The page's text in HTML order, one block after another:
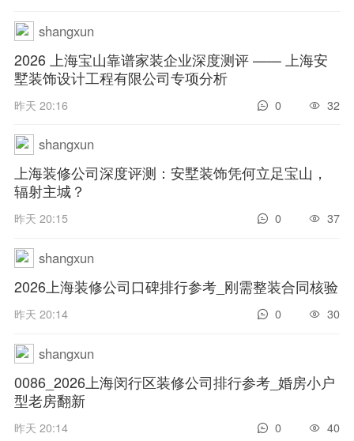
shangxun
2026 上海宝山靠谱家装企业深度测评 —— 上海安
墅装饰设计工程有限公司专项分析
昨天 20:16 32
0
shangxun
上海装修公司深度评测：安墅装饰凭何立足宝山，
辐射主城？
昨天 20:15 37
0
shangxun
2026上海装修公司口碑排行参考_刚需整装合同核验
昨天 20:14 30
0
shangxun
0086_2026上海闵行区装修公司排行参考_婚房小户
型老房翻新
昨天 20:14 40
0